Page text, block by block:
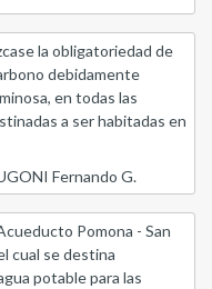
la obligatoriedad de
debidamente
en todas las
a ser habitadas en
Fernando G.
Pomona - San
cual se destina
potable para las